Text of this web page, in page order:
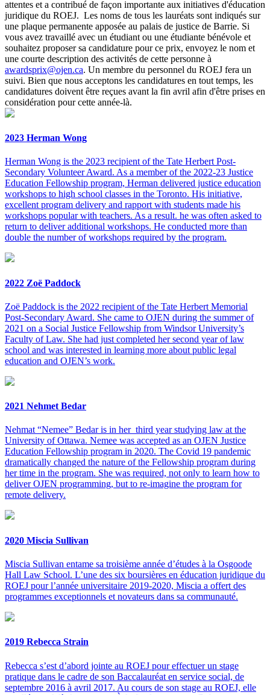
attentes et a contribué de façon importante aux initiatives d'éducation
juridique du ROEJ. Les noms de tous les lauréats sont indiqués sur
une plaque permanente apposée au palais de justice de Barrie. Si
vous avez travaillé avec un étudiant ou une étudiante bénévole et
souhaitez proposer sa candidature pour ce prix, envoyez le nom et
une courte description des activités de cette personne à
awardsprix@ojen.ca. Un membre du personnel du ROEJ fera un
suivi. Bien que nous acceptons les candidatures en tout temps, les
candidatures doivent être reçues avant la fin avril afin d'être prises en
considération pour cette année-là.
2023 Herman Wong
Herman Wong is the 2023 recipient of the Tate Herbert Post-
Secondary Volunteer Award. As a member of the 2022-23 Justice
Education Fellowship program, Herman delivered justice education
workshops to high school classes in the Toronto. His initiative,
excellent program delivery and rapport with students made his
workshops popular with teachers. As a result. he was often asked to
return to deliver additional workshops. He conducted more than
double the number of workshops required by the program.
2022 Zoë Paddock
Zoë Paddock is the 2022 recipient of the Tate Herbert Memorial
Post-Secondary Award. She came to OJEN during the summer of
2021 on a Social Justice Fellowship from Windsor University’s
Faculty of Law. She had just completed her second year of law
school and was interested in learning more about public legal
education and OJEN’s work.
2021 Nehmet Bedar
Nehmat “Nemee” Bedar is in her third year studying law at the
University of Ottawa. Nemee was accepted as an OJEN Justice
Education Fellowship program in 2020. The Covid 19 pandemic
dramatically changed the nature of the Fellowship program during
her time in the program. She was required, not only to learn how to
deliver OJEN programming, but to re-imagine the program for
remote delivery.
2020 Miscia Sullivan
Miscia Sullivan entame sa troisième année d’études à la Osgoode
Hall Law School. L’une des six boursières en éducation juridique du
ROEJ pour l’année universitaire 2019-2020, Miscia a offert des
programmes exceptionnels et novateurs dans sa communauté.
2019 Rebecca Strain
Rebecca s’est d’abord jointe au ROEJ pour effectuer un stage
pratique dans le cadre de son Baccalauréat en service social, de
septembre 2016 à avril 2017. Au cours de son stage au ROEJ, elle